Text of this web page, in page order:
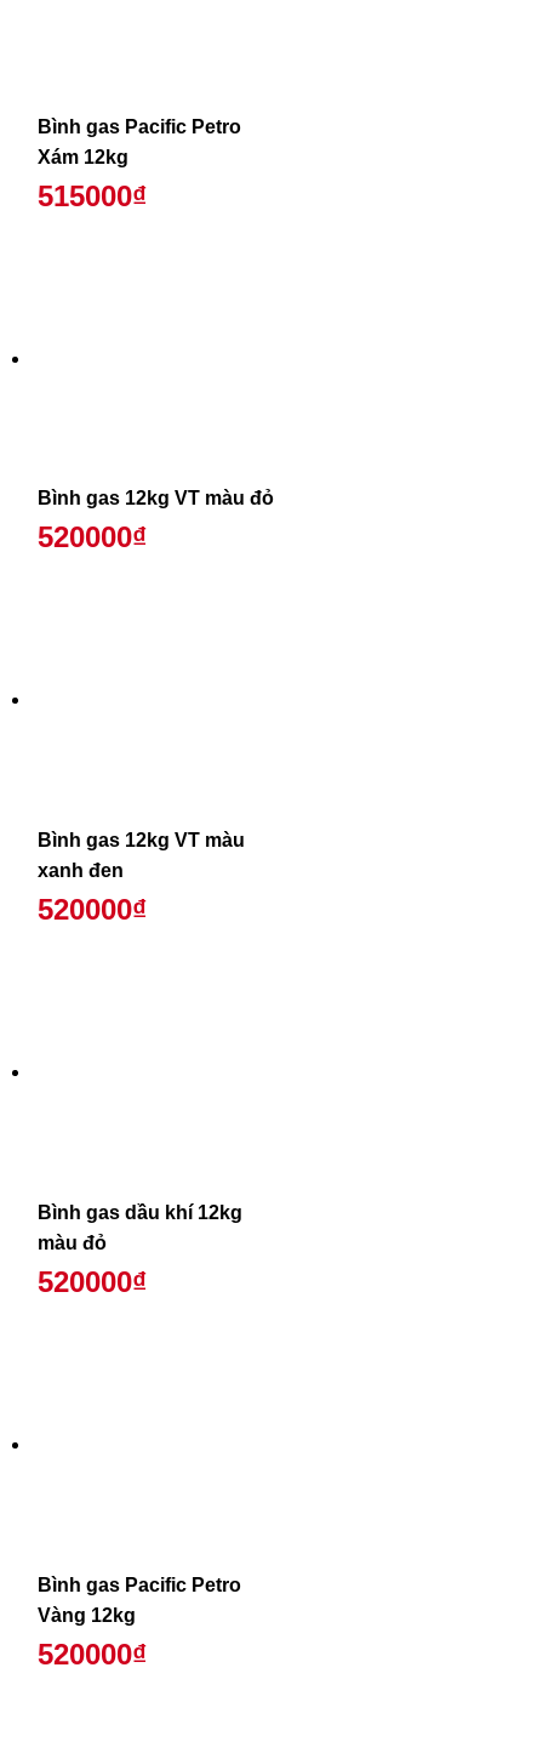
Bình gas Pacific Petro
Xám 12kg
515000₫
Bình gas 12kg VT màu đỏ
520000₫
Bình gas 12kg VT màu
xanh đen
520000₫
Bình gas dầu khí 12kg
màu đỏ
520000₫
Bình gas Pacific Petro
Vàng 12kg
520000₫